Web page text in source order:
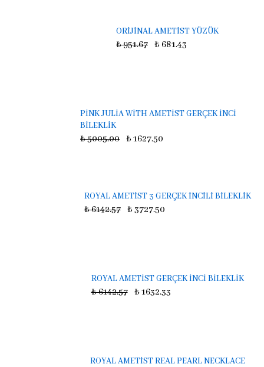
ORİJİNAL AMETİST YÜZÜK
₺ 951.67
₺ 681.43
PİNK JULİA WİTH AMETİST GERÇEK İNCİ
BİLEKLİK
₺ 5005.00
₺ 1627.50
ROYAL AMETİST 3 GERÇEK İNCİLİ BİLEKLİK
₺ 6142.57
₺ 3727.50
ROYAL AMETİST GERÇEK İNCİ BİLEKLİK
₺ 6142.57
₺ 1632.33
ROYAL AMETİST REAL PEARL NECKLACE